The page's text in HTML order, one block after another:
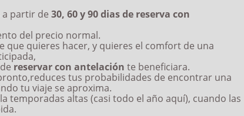
a partir de 30, 60 y 90 dias de reserva con
del precio normal.
que quieres hacer, y quieres el comfort de una
reservar con antelación te beneficiara.
tus probabilidades de encontrar una
tu viaje se aproxima.
temporadas altas (casi todo el año aquí), cuando las